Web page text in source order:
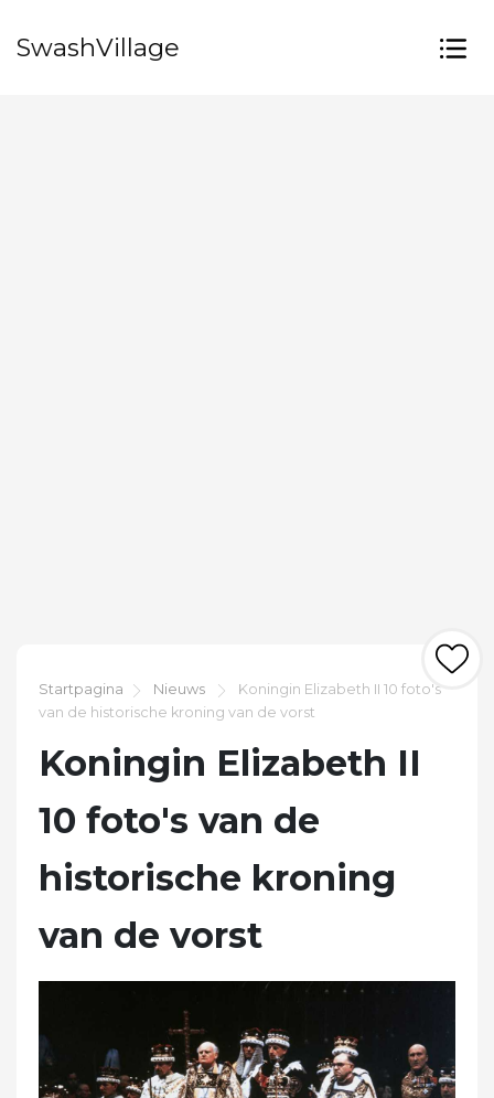
SwashVillage
Startpagina Nieuws
Koningin Elizabeth II 10 foto's
van de historische kroning van de vorst
Koningin Elizabeth II
10 foto's van de
historische kroning
van de vorst